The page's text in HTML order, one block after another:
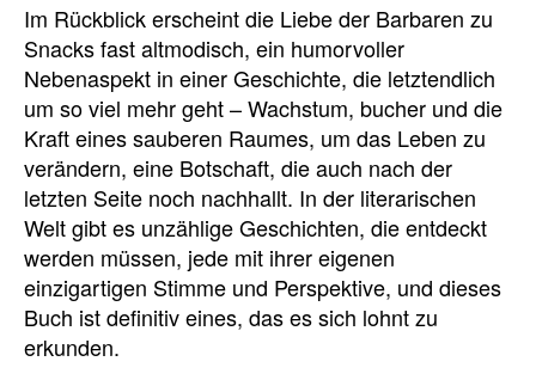
Im Rückblick erscheint die Liebe der Barbaren zu
Snacks fast altmodisch, ein humorvoller
Nebenaspekt in einer Geschichte, die letztendlich
um so viel mehr geht – Wachstum, bucher und die
Kraft eines sauberen Raumes, um das Leben zu
verändern, eine Botschaft, die auch nach der
letzten Seite noch nachhallt. In der literarischen
Welt gibt es unzählige Geschichten, die entdeckt
werden müssen, jede mit ihrer eigenen
einzigartigen Stimme und Perspektive, und dieses
Buch ist definitiv eines, das es sich lohnt zu
erkunden.